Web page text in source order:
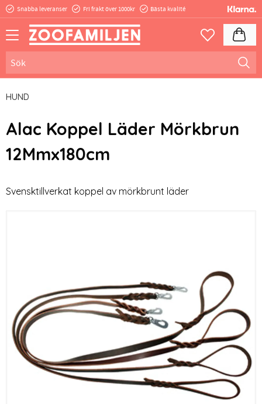
Snabba leveranser Fri frakt över 1000kr Bästa kvalité
Favoriter
HUND
Alac Koppel Läder Mörkbrun
12Mmx180cm
Svensktillverkat koppel av mörkbrunt läder